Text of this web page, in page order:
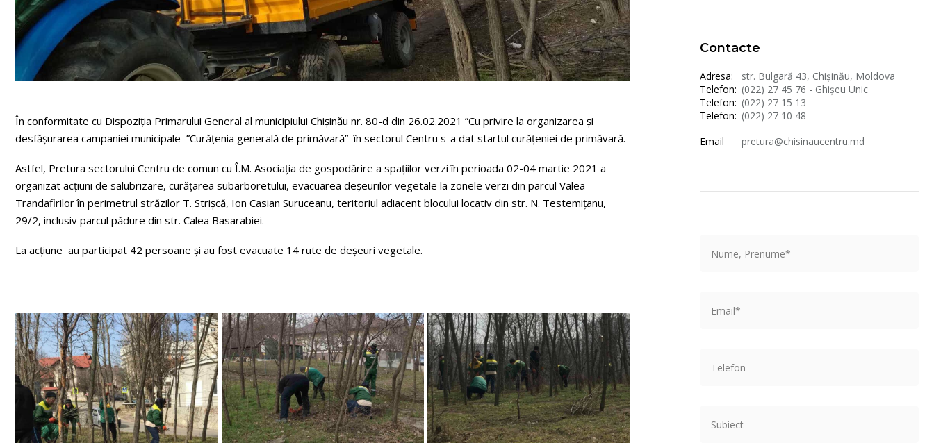
În conformitate cu Dispoziția Primarului General al municipiului Chișinău nr. 80-d din 26.02.2021 ”Cu privire la organizarea și
desfășurarea campaniei municipale ”Curățenia generală de primăvară” în sectorul Centru s-a dat startul curățeniei de primăvară.
Astfel, Pretura sectorului Centru de comun cu Î.M. Asociația de gospodărire a spațiilor verzi în perioada 02-04 martie 2021 a
organizat acțiuni de salubrizare, curățarea subarboretului, evacuarea deșeurilor vegetale la zonele verzi din parcul Valea
Trandafirilor în perimetrul străzilor T. Strișcă, Ion Casian Suruceanu, teritoriul adiacent blocului locativ din str. N. Testemițanu,
29/2, inclusiv parcul pădure din str. Calea Basarabiei.
La acțiune au participat 42 persoane și au fost evacuate 14 rute de deșeuri vegetale.
Contacte
Adresa:
str. Bulgară 43, Chișinău, Moldova
Telefon: (022) 27 45 76 - Ghișeu Unic
Telefon: (022) 27 15 13
Telefon: (022) 27 10 48
Email
pretura@chisinaucentru.md